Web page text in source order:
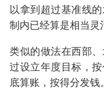
以拿到超过基准线
制内已经算是相当灵
类似的做法在西部
过设立年度目标，
底算账，按得分发钱